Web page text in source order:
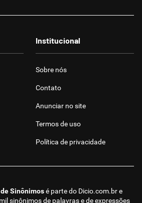
Sinônimosé parte do Dicio.com.bre
sinônimos de palavras e de expressões
Institucional
Sobre nós
Contato
Anunciar no site
Termos de uso
Política de privacidade